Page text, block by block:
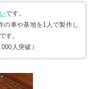
です。
の車や基地を1人で製作し
す。
人突破）